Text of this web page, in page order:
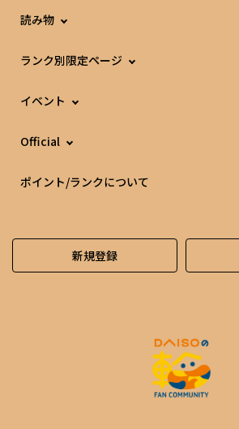
読み物
ランク別限定ページ
イベント
Official
ポイント/ランクについて
新規登録